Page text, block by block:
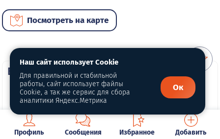
Посмотреть на карте
ВИП автомобили
Профиль Сообщения Избранное Добавить
Наш сайт использует Cookie
Для правильной и стабильной
работы, сайт использует файлы
Cookie, а так же сервис для сбора
аналитики Яндекс.Метрика
Ок